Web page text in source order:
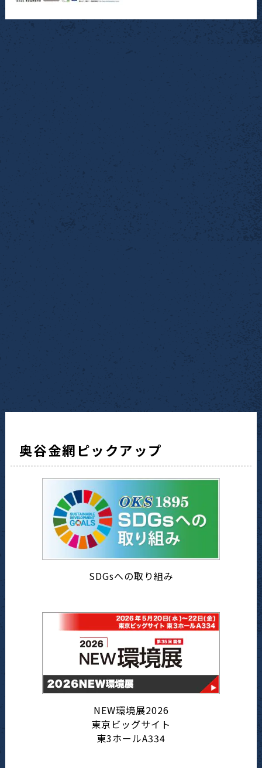
奥谷金網ピックアップ
SDGsへの取り組み
NEW環境展2026
東京ビッグサイト
東3ホールA334